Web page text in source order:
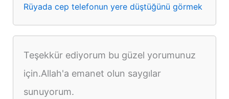
Rüyada cep telefonun yere düştüğünü görmek
Teşekkür ediyorum bu güzel yorumunuz
için.Allah'a emanet olun saygılar
sunuyorum.